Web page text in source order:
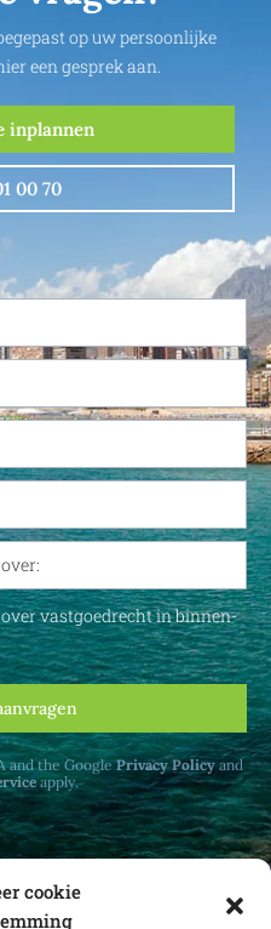
cookie
op uw persoonlijke
een gesprek aan.
inplannen
00 70
vastgoedrecht in binnen-
and the GooglePrivacy Policyand
apply.